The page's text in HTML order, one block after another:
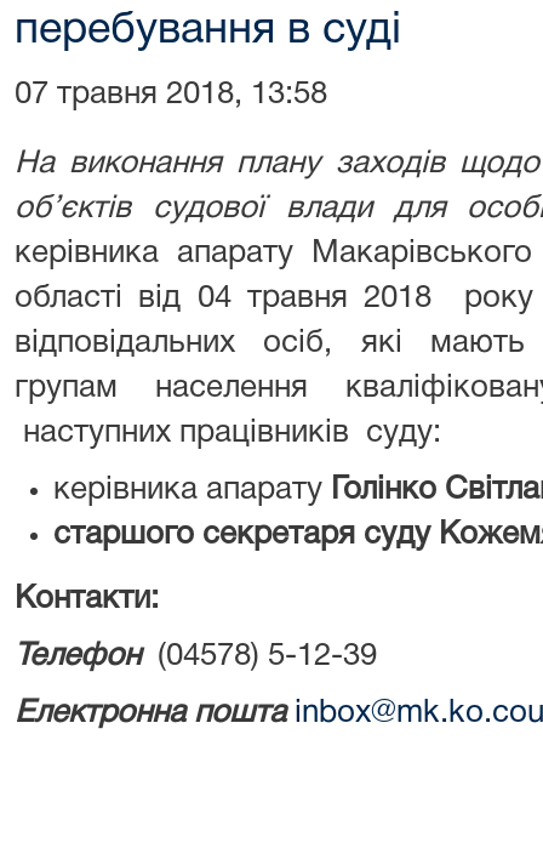
перебування в суді
07 травня 2018, 13:58
На виконання плану заходів щодо
об’єктів судової влади для
керівника апарату
області від 04 травня 2018
відповідальних осіб, які
групам населення
наступних працівників суду:
керівника апарату
Голінко
старшого секретаря суду
Контакти:
Телефон (04578) 5-12-39
Електронна пошта